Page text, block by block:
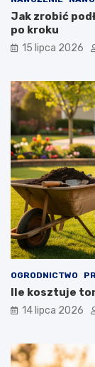
Jak zrobić
po kroku
15 lipca 2026
OGRODNICTWO
Ile kosztuje
14 lipca 2026